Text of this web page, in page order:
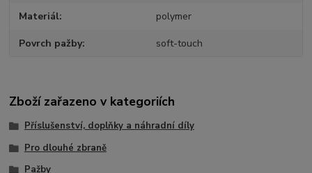
Materiál polymer
Povrch pažby soft-touch
Zboží zařazeno v kategoriích
Příslušenství, doplňky a náhradní díly
Pro dlouhé zbraně
Pažby